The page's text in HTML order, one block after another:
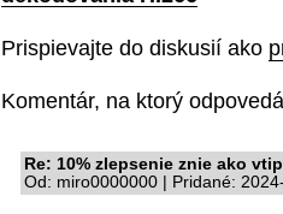
Prispievajte do diskusií ako
Komentár, na ktorý
Re: 10% zlepsenie znie ako vtip
Od: miro0000000 | Pridané: